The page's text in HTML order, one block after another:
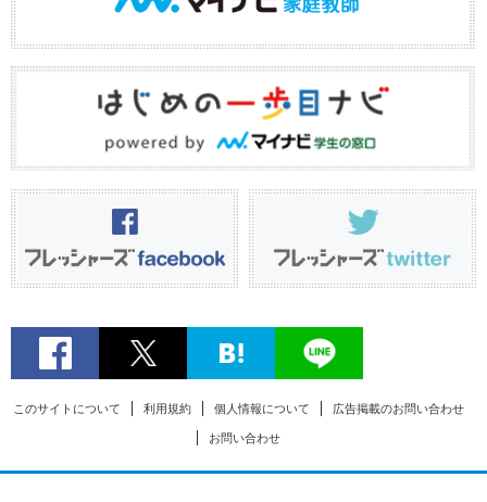
このサイトについて 利用規約 個人情報について 広告掲載のお問い合わせ
お問い合わせ